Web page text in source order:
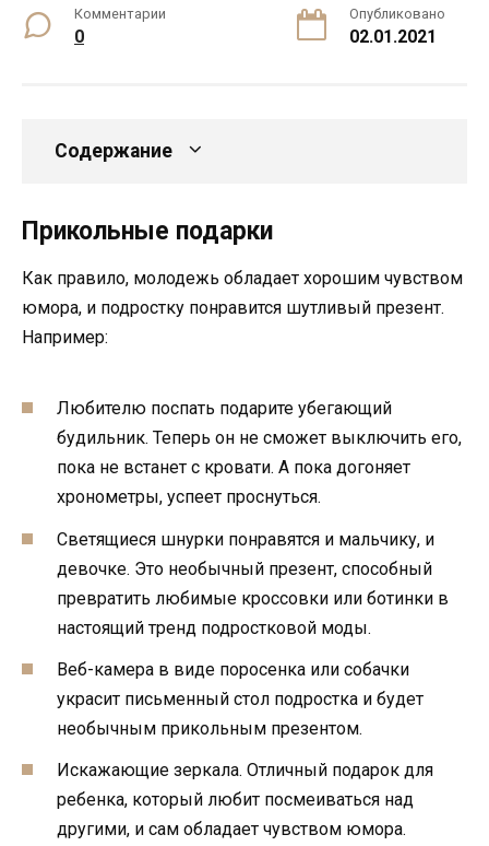
Комментарии
0
Опубликовано
02.01.2021
Содержание
Прикольные подарки
Как правило, молодежь обладает хорошим чувством
юмора, и подростку понравится шутливый презент.
Например:
Любителю поспать подарите убегающий
будильник. Теперь он не сможет выключить его,
пока не встанет с кровати. А пока догоняет
хронометры, успеет проснуться.
Светящиеся шнурки понравятся и мальчику, и
девочке. Это необычный презент, способный
превратить любимые кроссовки или ботинки в
настоящий тренд подростковой моды.
Веб-камера в виде поросенка или собачки
украсит письменный стол подростка и будет
необычным прикольным презентом.
Искажающие зеркала. Отличный подарок для
ребенка, который любит посмеиваться над
другими, и сам обладает чувством юмора.